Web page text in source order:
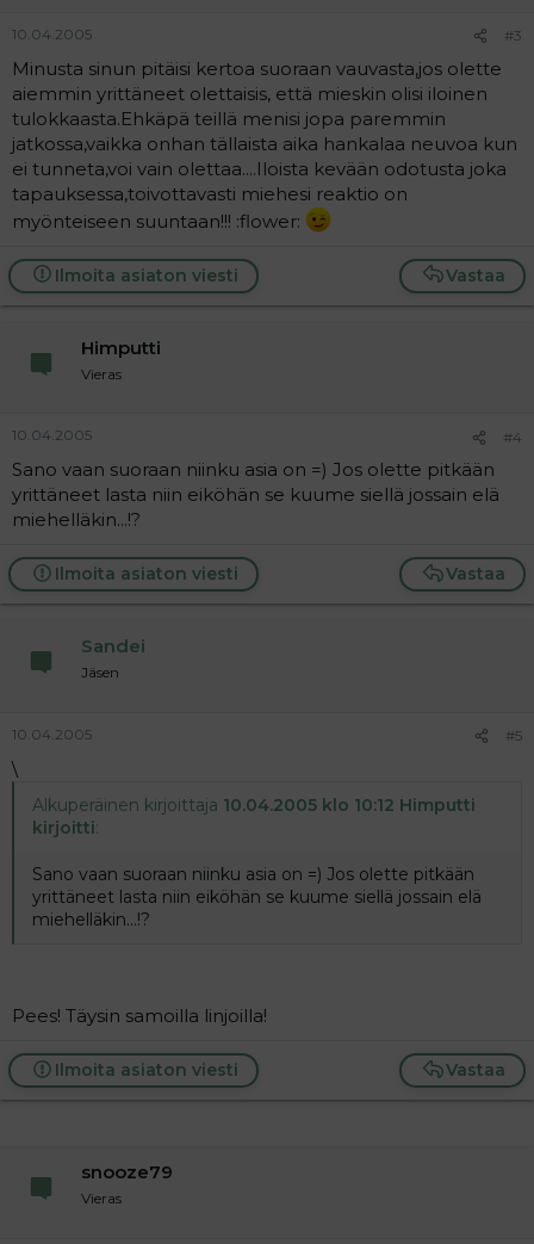
10.04.2005 #3
Minusta sinun pitäisi kertoa suoraan vauvasta,jos olette
aiemmin yrittäneet olettaisis, että mieskin olisi iloinen
tulokkaasta.Ehkäpä teillä menisi jopa paremmin
jatkossa,vaikka onhan tällaista aika hankalaa neuvoa kun
ei tunneta,voi vain olettaa....Iloista kevään odotusta joka
tapauksessa,toivottavasti miehesi reaktio on
myönteiseen suuntaan!!! :flower:
Vastaa
Ilmoita asiaton viesti
Himputti
Vieras
10.04.2005 #4
Sano vaan suoraan niinku asia on =) Jos olette pitkään
yrittäneet lasta niin eiköhän se kuume siellä jossain elä
miehelläkin...!?
Vastaa
Ilmoita asiaton viesti
Sandei
Jäsen
10.04.2005 #5
\
Alkuperäinen kirjoittaja 10.04.2005 klo 10:12 Himputti
kirjoitti:
Sano vaan suoraan niinku asia on =) Jos olette pitkään
yrittäneet lasta niin eiköhän se kuume siellä jossain elä
miehelläkin...!?
Pees! Täysin samoilla linjoilla!
Vastaa
Ilmoita asiaton viesti
snooze79
Vieras